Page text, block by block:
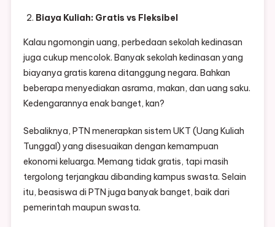
Biaya Kuliah: Gratis vs Fleksibel
Kalau ngomongin uang, perbedaan sekolah kedinasan
juga cukup mencolok. Banyak sekolah kedinasan yang
biayanya gratis karena ditanggung negara. Bahkan
beberapa menyediakan asrama, makan, dan uang saku.
Kedengarannya enak banget, kan?
Sebaliknya, PTN menerapkan sistem UKT (Uang Kuliah
Tunggal) yang disesuaikan dengan kemampuan
ekonomi keluarga. Memang tidak gratis, tapi masih
tergolong terjangkau dibanding kampus swasta. Selain
itu, beasiswa di PTN juga banyak banget, baik dari
pemerintah maupun swasta.